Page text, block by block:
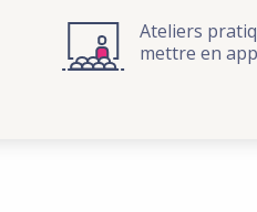
Ateliers
mettre en